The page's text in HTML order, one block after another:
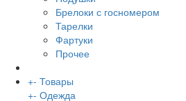
Брелоки с госномером
Тарелки
Фартуки
Прочее
+- Товары
+- Одежда